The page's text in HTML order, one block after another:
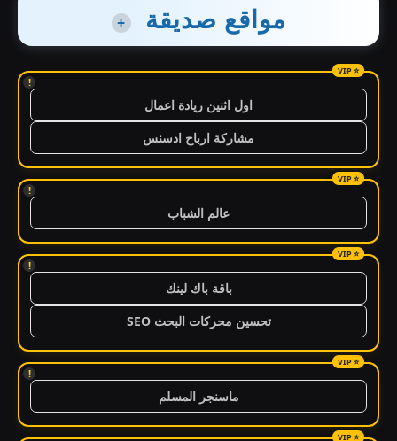
مواقع صديقة +
!
اول اثنين ريادة اعمال
مشاركة ارباح ادسنس
!
عالم الشباب
!
باقة باك لينك
تحسين محركات البحث SEO
!
ماسنجر المسلم